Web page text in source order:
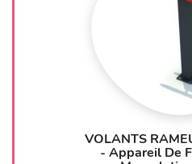
VOLANTS
- Appareil De